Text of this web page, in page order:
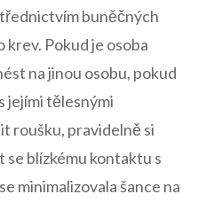
buněčných
krev.⁢ Pokud je osoba
na jinou osobu, pokud⁢
jejími tělesnými
roušku, pravidelně si
se blízkému kontaktu s
minimalizovala šance na